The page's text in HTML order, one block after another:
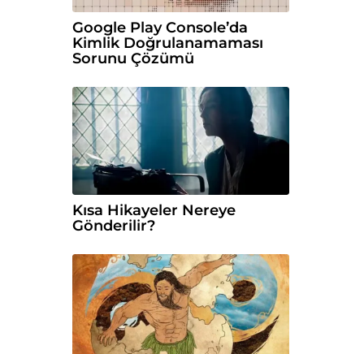
Google Play Console’da
Kimlik Doğrulanamaması
Sorunu Çözümü
Kısa Hikayeler Nereye
Gönderilir?